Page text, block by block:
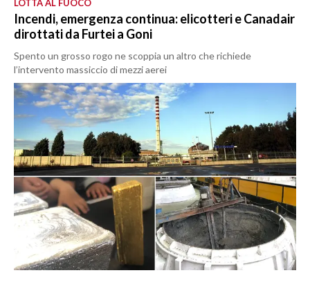
LOTTA AL FUOCO
Incendi, emergenza continua: elicotteri e Canadair
dirottati da Furtei a Goni
Spento un grosso rogo ne scoppia un altro che richiede
l’intervento massiccio di mezzi aerei